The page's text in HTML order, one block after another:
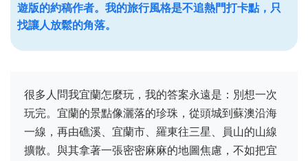
遊版的約稿作者。我的旅行風格是不追熱門打卡點，只
找讓人放鬆的角落。
很多人問我宜蘭怎麼玩，我的答案永遠是：別想一次
玩完。宜蘭的景點像灑落的珍珠，從頭城到蘇澳沿海
一線，再由礁溪、宜蘭市、羅東往三星、員山的山線
擴散。與其拿著一張密密麻麻的地圖焦慮，不如把宜